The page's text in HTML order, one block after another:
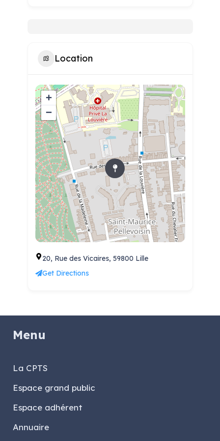
Location
+
−
20, Rue des Vicaires, 59800 Lille
Get Directions
Menu
La CPTS
Espace grand public
Espace adhérent
Annuaire